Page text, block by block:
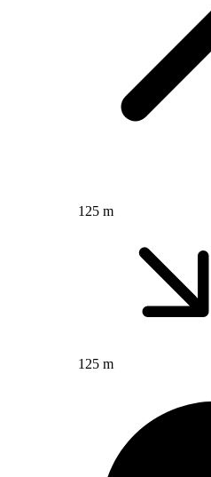
125 m
125 m